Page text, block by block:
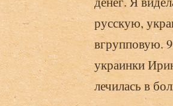
рус­скую,
вгрупповую.
украинки
лечилась в